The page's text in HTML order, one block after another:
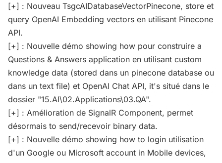
[+] : Nouveau TsgcAIDatabaseVectorPinecone, store et
query OpenAI Embedding vectors en utilisant Pinecone
API.
[+] : Nouvelle démo showing how pour construire a
Questions & Answers application en utilisant custom
knowledge data (stored dans un pinecone database ou
dans un text file) et OpenAI Chat API, it's situé dans le
dossier "15.AI\02.Applications\03.QA".
[+] : Amélioration de SignalR Component, permet
désormais to send/recevoir binary data.
[+] : Nouvelle démo showing how to login utilisation
d'un Google ou Microsoft account in Mobile devices,